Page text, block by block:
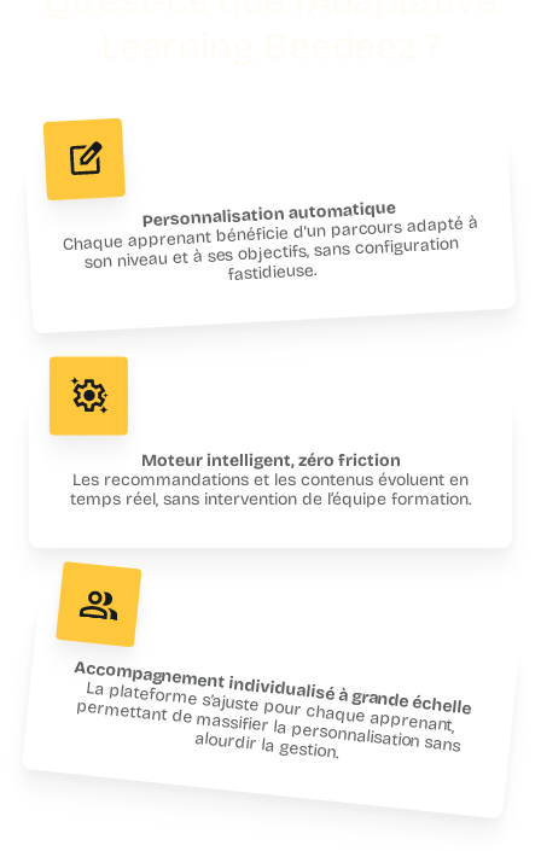
Personnalisation automatique
Chaque apprenant bénéficie d’un parcours adapté à
son niveau et à ses objectifs, sans configuration
fastidieuse.
Moteur intelligent, zéro friction
Les recommandations et les contenus évoluent en
temps réel, sans intervention de l’équipe formation.
Accompagnement individualisé à grande échelle
La plateforme s’ajuste pour chaque apprenant,
permettant de massifier la personnalisation sans
alourdir la gestion.